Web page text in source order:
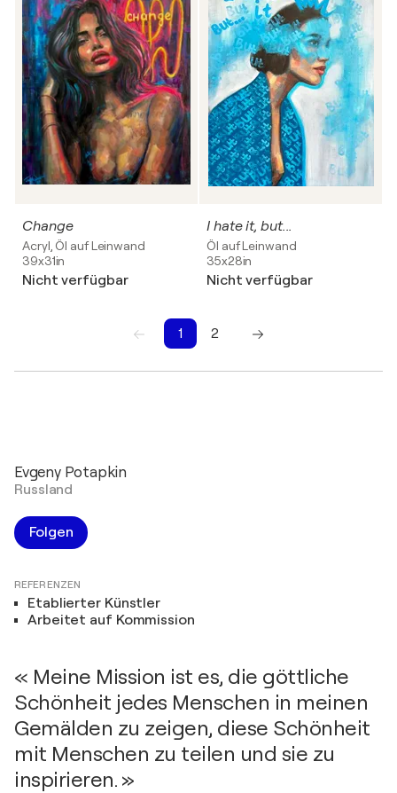
Change
Acryl, Öl auf Leinwand
39x31in
Nicht verfügbar
I hate it, but...
Öl auf Leinwand
35x28in
Nicht verfügbar
1
2
Evgeny Potapkin
Russland
Folgen
REFERENZEN
Etablierter Künstler
Arbeitet auf Kommission
« Meine Mission ist es, die göttliche
Schönheit jedes Menschen in meinen
Gemälden zu zeigen, diese Schönheit
mit Menschen zu teilen und sie zu
inspirieren. »